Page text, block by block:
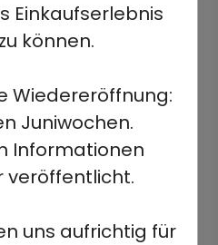
Einkaufserlebnis
können.
Wiedereröffnung:
Juniwochen.
Informationen
veröffentlicht.
uns aufrichtig für